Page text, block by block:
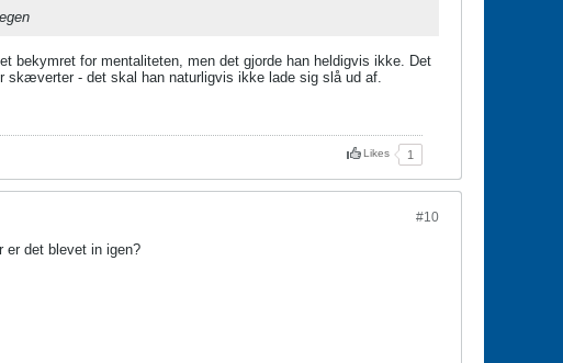
bekymret for mentaliteten, men det gjorde han heldigvis ikke. Det
skæverter - det skal han naturligvis ikke lade sig slå ud af.
Likes 1
#10
er det blevet in igen?